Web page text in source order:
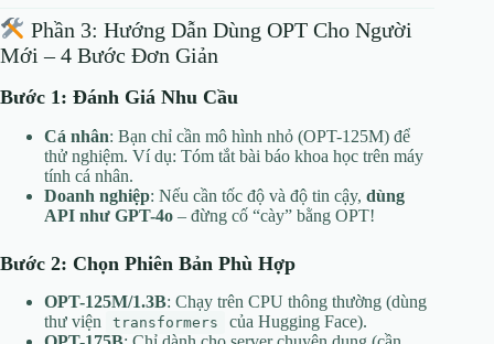
Phần 3: Hướng Dẫn Dùng OPT Cho Người
Mới – 4 Bước Đơn Giản
Bước 1: Đánh Giá Nhu Cầu
Cá nhân: Bạn chỉ cần mô hình nhỏ (OPT-125M) để
thử nghiệm. Ví dụ: Tóm tắt bài báo khoa học trên máy
tính cá nhân.
Doanh nghiệp: Nếu cần tốc độ và độ tin cậy, dùng
API như GPT-4o – đừng cố “cày” bằng OPT!
Bước 2: Chọn Phiên Bản Phù Hợp
OPT-125M/1.3B: Chạy trên CPU thông thường (dùng
thư viện
transformers
của Hugging Face).